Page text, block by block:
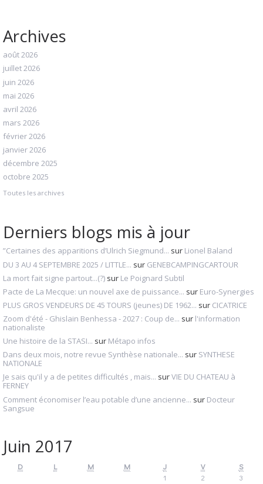
Archives
août 2026
juillet 2026
juin 2026
mai 2026
avril 2026
mars 2026
février 2026
janvier 2026
décembre 2025
octobre 2025
Toutes les archives
Derniers blogs mis à jour
”Certaines des apparitions d’Ulrich Siegmund... sur Lionel Baland
DU 3 AU 4 SEPTEMBRE 2025 / LITTLE... sur GENEBCAMPINGCARTOUR
La mort fait signe partout...(?) sur Le Poignard Subtil
Pacte de La Mecque: un nouvel axe de puissance... sur Euro-Synergies
PLUS GROS VENDEURS DE 45 TOURS (jeunes) DE 1962... sur CICATRICE
Zoom d'été - Ghislain Benhessa - 2027 : Coup de... sur l'information
nationaliste
Une histoire de la STASI... sur Métapo infos
Dans deux mois, notre revue Synthèse nationale... sur SYNTHESE
NATIONALE
Je sais qu'il y a de petites difficultés , mais... surVIE DU CHATEAU à
FERNEY
Comment économiser l’eau potable d’une ancienne... sur Docteur
Sangsue
Juin 2017
D L M M J V
S
1
2
3